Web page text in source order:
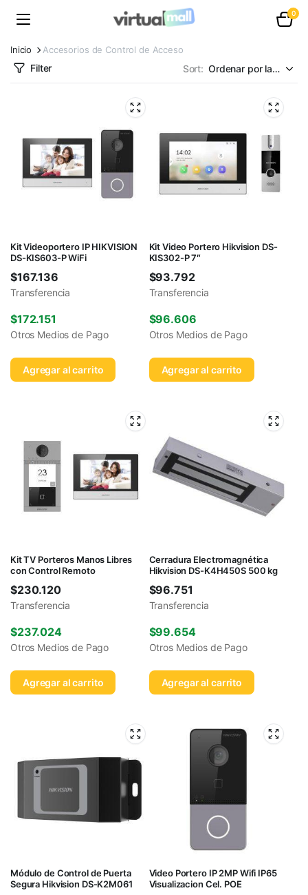
0
Inicio Accesorios de Control de Acceso
Filter Sort:
Kit Videoportero IP HIKVISION
DS-KIS603-P WiFi
$167.136
Transferencia
$172.151
Otros Medios de Pago
Agregar al carrito
Kit Video Portero Hikvision DS-
KIS302-P 7″
$93.792
Transferencia
$96.606
Otros Medios de Pago
Agregar al carrito
Kit TV Porteros Manos Libres
con Control Remoto
$230.120
Transferencia
$237.024
Otros Medios de Pago
Agregar al carrito
Cerradura Electromagnética
Hikvision DS-K4H450S 500 kg
$96.751
Transferencia
$99.654
Otros Medios de Pago
Agregar al carrito
Módulo de Control de Puerta
Segura Hikvision DS-K2M061
Video Portero IP 2MP Wifi IP65
Visualizacion Cel. POE